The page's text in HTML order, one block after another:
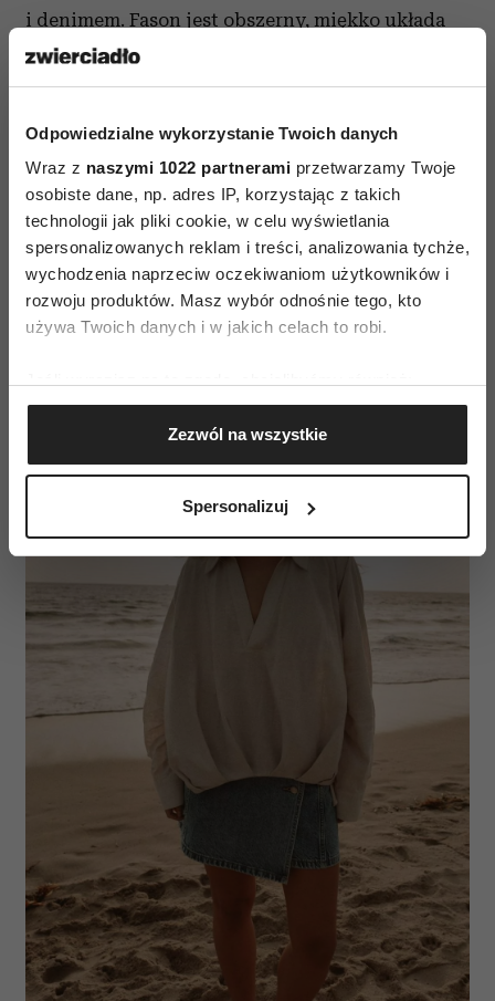
Odpowiedzialne wykorzystanie Twoich danych
Wraz z naszymi 1022 partnerami przetwarzamy Twoje
osobiste dane, np. adres IP, korzystając z takich
technologii jak pliki cookie, w celu wyświetlania
spersonalizowanych reklam i treści, analizowania tychże,
wychodzenia naprzeciw oczekiwaniom użytkowników i
rozwoju produktów. Masz wybór odnośnie tego, kto
używa Twoich danych i w jakich celach to robi.
Gromadzić dane dotyczące Twojej lokalizacji
geograficznej z dokładnością nawet do kilku metrów
Identyfikować Twoje urządzenie, aktywnie
(fingerprinting, czyli wirtualny odcisk palca)
dane są przetwarzane oraz ustaw własne preferencje w
sekcji szczegółów . W Deklaracji plików cookie możesz
zmienić lub wycofać swoją zgodę w dowolnej chwili.
Wykorzystujemy pliki cookie do spersonalizowania treści
i reklam, aby oferować funkcje społecznościowe i
analizować ruch w naszej witrynie. Informacje o tym, jak
korzystasz z naszej witryny, udostępniamy partnerom
społecznościowym, reklamowym i analitycznym.
Partnerzy mogą połączyć te informacje z innymi danymi
otrzymanymi od Ciebie lub uzyskanymi podczas
korzystania z ich usług.
Zezwól na wszystkie
Spersonalizuj
i denimem. Fason jest obszerny, miękko układa
się na sylwetce, a dekolt w serek z kołnierzykiem
dodaje jej nonszalanckiego charakteru. Długie
można nosić ją zarówno na plażę, jak i do miasta.
Świetnie wygląda wpuszczona w spódnicę albo
narzucona na top i szorty. To idealny model na
wakacje, kolację nad morzem albo letni spacer
przy zachodzie słońca.
Cena: 109 zł